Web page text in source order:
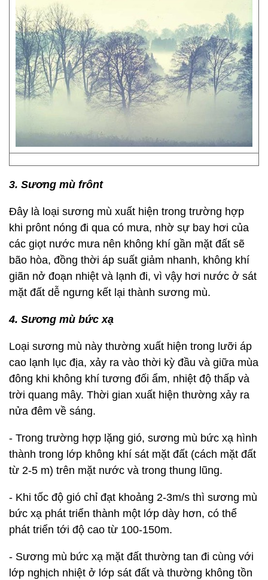
3. Sương mù frônt
Đây là loại sương mù xuất hiện trong trường hợp
khi prônt nóng đi qua có mưa, nhờ sự bay hơi của
các giọt nước mưa nên không khí gần mặt đất sẽ
bão hòa, đồng thời áp suất giảm nhanh, không khí
giãn nở đoạn nhiệt và lạnh đi, vì vậy hơi nước ở sát
mặt đất dễ ngưng kết lại thành sương mù.
4. Sương mù bức xạ
Loại sương mù này thường xuất hiện trong lưỡi áp
cao lạnh lục địa, xảy ra vào thời kỳ đầu và giữa mùa
đông khi không khí tương đối ẩm, nhiệt độ thấp và
trời quang mây. Thời gian xuất hiện thường xảy ra
nửa đêm về sáng.
- Trong trường hợp lặng gió, sương mù bức xạ hình
thành trong lớp không khí sát mặt đất (cách mặt đất
từ 2-5 m) trên mặt nước và trong thung lũng.
- Khi tốc độ gió chỉ đạt khoảng 2-3m/s thì sương mù
bức xạ phát triển thành một lớp dày hơn, có thể
phát triển tới độ cao từ 100-150m.
- Sương mù bức xạ mặt đất thường tan đi cùng với
lớp nghịch nhiệt ở lớp sát đất và thường không tồn